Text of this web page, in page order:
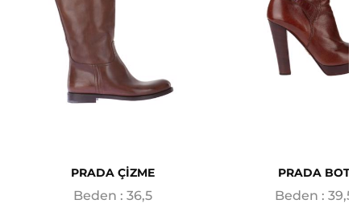
PRADA ÇİZME
Beden : 36,5
PRADA BOT
Beden : 39,5